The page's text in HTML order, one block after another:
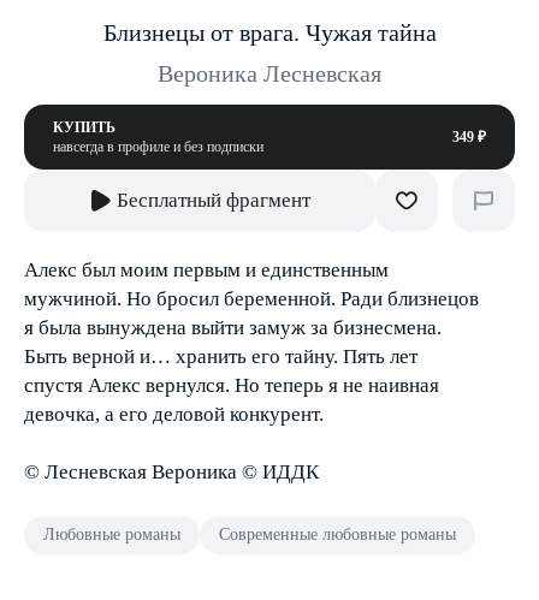
Близнецы от врага. Чужая тайна
Вероника Лесневская
КУПИТЬ
навсегда в профиле и без подписки
349 ₽
Бесплатный фрагмент
Алекс был моим первым и единственным
мужчиной. Но бросил беременной. Ради близнецов
я была вынуждена выйти замуж за бизнесмена.
Быть верной и… хранить его тайну. Пять лет
спустя Алекс вернулся. Но теперь я не наивная
девочка, а его деловой конкурент.
© Лесневская Вероника © ИДДК
Любовные романы Современные любовные романы